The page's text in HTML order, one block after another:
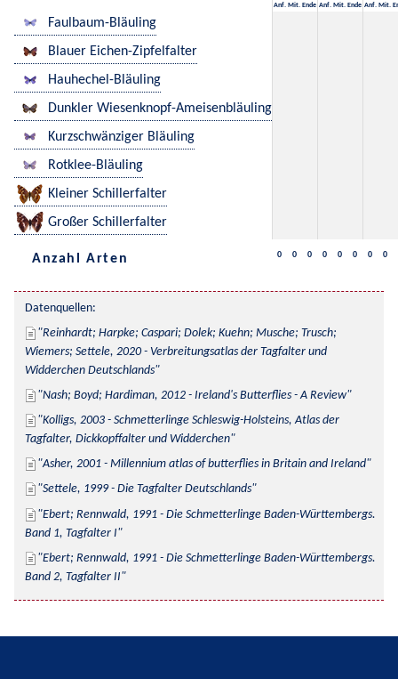
Anf. Mit. Ende Anf. Mit. Ende Anf. Mit.
Faulbaum-Bläuling
Blauer Eichen-Zipfelfalter
Hauhechel-Bläuling
Dunkler Wiesenknopf-Ameisenbläuling
Kurzschwänziger Bläuling
Rotklee-Bläuling
Kleiner Schillerfalter
Großer Schillerfalter
Anzahl Arten 0 0 0 0 0 0 0 0
Datenquellen:
Reinhardt; Harpke; Caspari; Dolek; Kuehn; Musche; Trusch;
Wiemers; Settele, 2020 - Verbreitungsatlas der Tagfalter und
Widderchen Deutschlands
Nash; Boyd; Hardiman, 2012 - Ireland's Butterflies - A Review
Kolligs, 2003 - Schmetterlinge Schleswig-Holsteins, Atlas der
Tagfalter, Dickkopffalter und Widderchen
Asher, 2001 - Millennium atlas of butterflies in Britain and Ireland
Settele, 1999 - Die Tagfalter Deutschlands
Ebert; Rennwald, 1991 - Die Schmetterlinge Baden-Württembergs.
Band 1, Tagfalter I
Ebert; Rennwald, 1991 - Die Schmetterlinge Baden-Württembergs.
Band 2, Tagfalter II